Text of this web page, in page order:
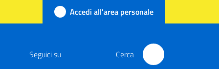
Accedi all'area personale
Seguici su Cerca